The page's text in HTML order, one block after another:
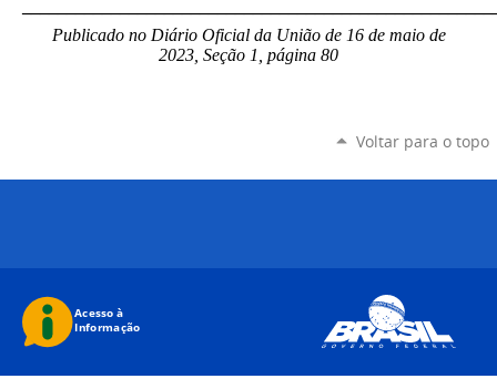
Publicado no Diário Oficial da União de 16 de maio de
2023, Seção 1, página 80
Voltar para o topo